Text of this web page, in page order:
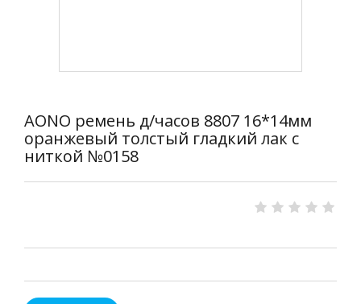
AONO ремень д/часов 8807 16*14мм
оранжевый толстый гладкий лак с
ниткой №0158